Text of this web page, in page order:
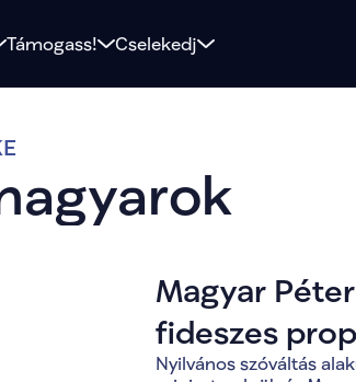
Támogass! Cselekedj
Magyar
fideszes
sem
Nyilvános szóváltás